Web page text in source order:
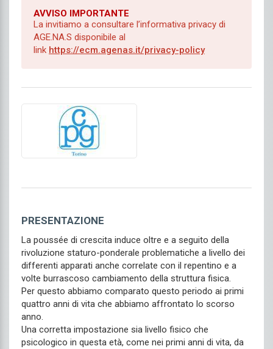
AVVISO IMPORTANTE
La invitiamo a consultare l’informativa privacy di
AGE.NA.S disponibile al
link https://ecm.agenas.it/privacy-policy
PRESENTAZIONE
La poussée di crescita induce oltre e a seguito della
rivoluzione staturo-ponderale problematiche a livello dei
differenti apparati anche correlate con il repentino e a
volte burrascoso cambiamento della struttura fisica.
Per questo abbiamo comparato questo periodo ai primi
quattro anni di vita che abbiamo affrontato lo scorso
anno.
Una corretta impostazione sia livello fisico che
psicologico in questa età, come nei primi anni di vita, da